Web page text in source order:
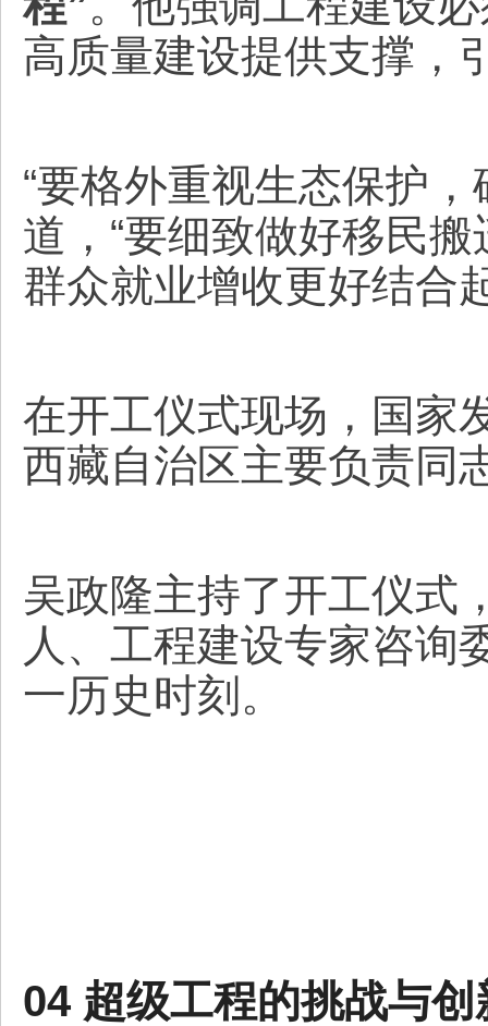
高质量建设提供支撑，
“要格外重视生态保护
道，“要细致做好移民
群众就业增收更好结合
在开工仪式现场，国家
西藏自治区主要负责同
吴政隆主持了开工仪式
人、工程建设专家咨询
一历史时刻。
04 超级工程的挑战与创